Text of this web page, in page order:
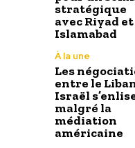
stratégique
avec Riyad et
Islamabad
À la une
Les
entre le
Israël
malgré la
médiation
américaine